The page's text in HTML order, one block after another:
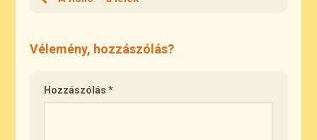
Vélemény, hozzászólás?
Hozzászólás*